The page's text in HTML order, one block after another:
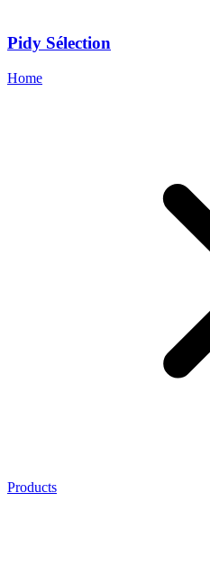
Pidy Sélection
Home
Products